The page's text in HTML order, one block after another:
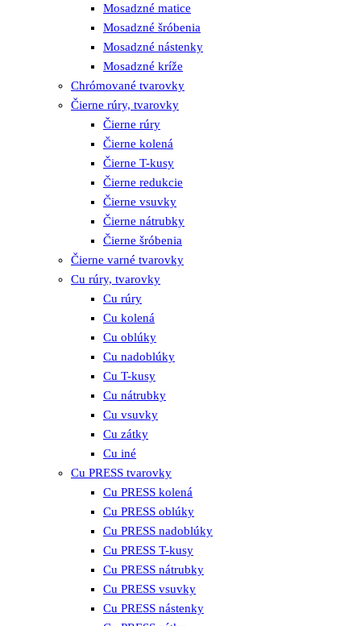
Mosadzné matice
Mosadzné šróbenia
Mosadzné nástenky
Mosadzné kríže
Chrómované tvarovky
Čierne rúry, tvarovky
Čierne rúry
Čierne kolená
Čierne T-kusy
Čierne redukcie
Čierne vsuvky
Čierne nátrubky
Čierne šróbenia
Čierne varné tvarovky
Cu rúry, tvarovky
Cu rúry
Cu kolená
Cu oblúky
Cu nadoblúky
Cu T-kusy
Cu nátrubky
Cu vsuvky
Cu zátky
Cu iné
Cu PRESS tvarovky
Cu PRESS kolená
Cu PRESS oblúky
Cu PRESS nadoblúky
Cu PRESS T-kusy
Cu PRESS nátrubky
Cu PRESS vsuvky
Cu PRESS nástenky